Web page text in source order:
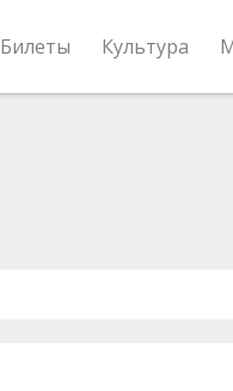
Билеты Культура